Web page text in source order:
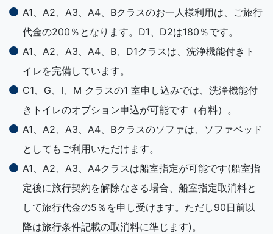
A1、A2、A3、A4、Bクラスのお一人様利用は、ご旅行
代金の200％となります。D1、D2は180％です。
A1、A2、A3、A4、B、D1クラスは、洗浄機能付きト
イレを完備しています。
C1、G、I、M クラスの1 室申し込みでは、洗浄機能付
きトイレのオプション申込が可能です（有料）。
A1、A2、A3、A4、Bクラスのソファは、ソファベッド
としてもご利用いただけます。
A1、A2、A3、A4クラスは船室指定が可能です(船室指
定後に旅行契約を解除なさる場合、船室指定取消料と
して旅行代金の5％を申し受けます。ただし90日前以
降は旅行条件記載の取消料に準じます)。